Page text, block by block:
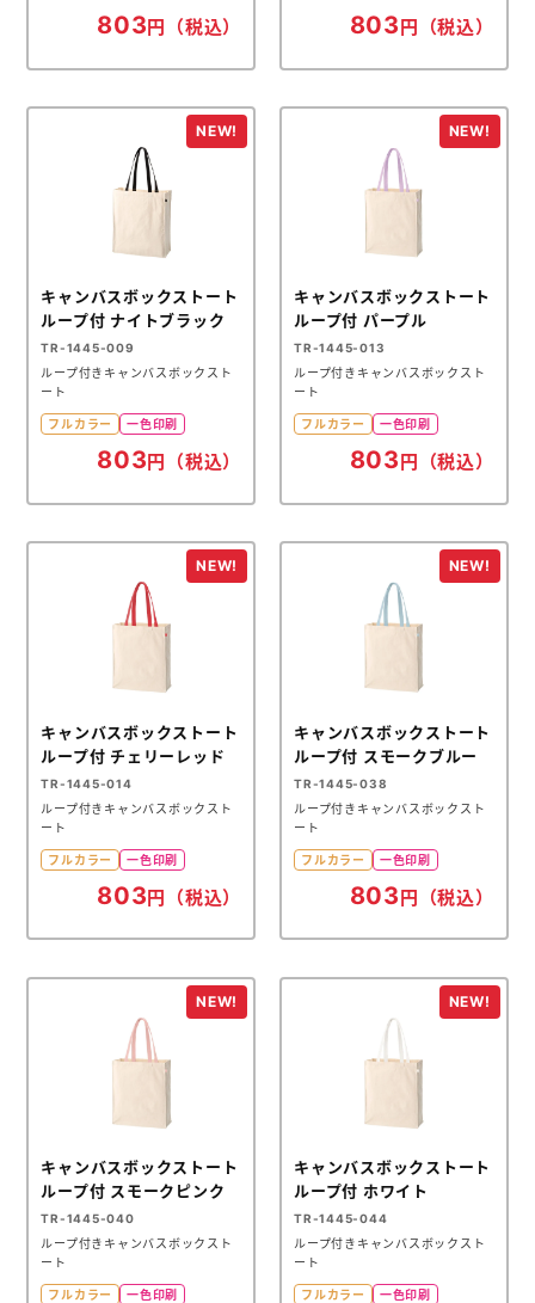
803円（税込） 803円（税込）
キャンバスボックストート
ループ付 ナイトブラック
TR-1445-009
ループ付きキャンバスボックスト
ート
フルカラー 一色印刷
803 円（税込）
キャンバスボックストート
ループ付 パープル
TR-1445-013
ループ付きキャンバスボックスト
ート
フルカラー 一色印刷
803 円（税込）
キャンバスボックストート
ループ付 チェリーレッド
TR-1445-014
ループ付きキャンバスボックスト
ート
フルカラー 一色印刷
803円（税込）
キャンバスボックストート
ループ付 スモークブルー
TR-1445-038
ループ付きキャンバスボックスト
ート
フルカラー 一色印刷
803円（税込）
キャンバスボックストート
ループ付 スモークピンク
TR-1445-040
ループ付きキャンバスボックスト
ート
フルカラー 一色印刷
キャンバスボックストート
ループ付 ホワイト
TR-1445-044
ループ付きキャンバスボックスト
ート
フルカラー 一色印刷